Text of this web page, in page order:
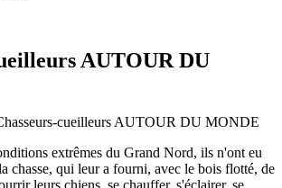
AUTOUR DU
extrêmes du Grand Nord, ils n'ont eu
chasse, qui leur a fourni, avec le bois flotté, de